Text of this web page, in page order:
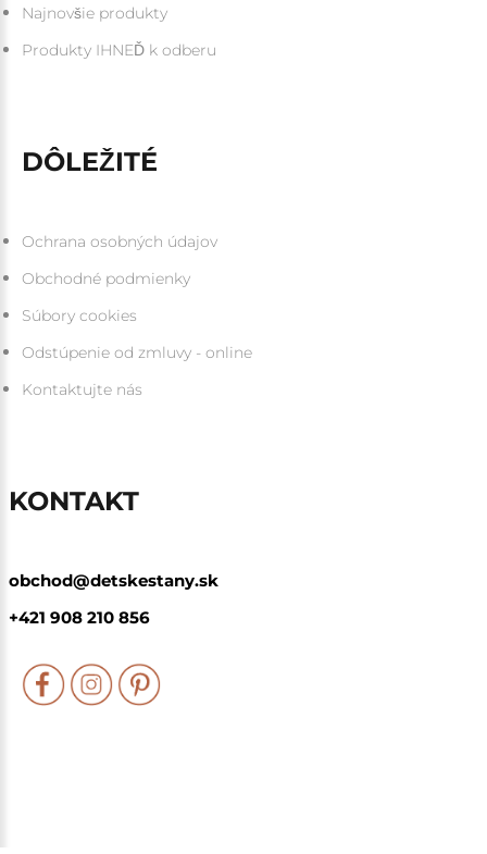
Najnovšie produkty
Produkty IHNEĎ k odberu
DÔLEŽITÉ
Ochrana osobných údajov
Obchodné podmienky
Súbory cookies
Odstúpenie od zmluvy - online
Kontaktujte nás
KONTAKT
obchod@detskestany.sk
+421 908 210 856